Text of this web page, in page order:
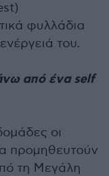
φυλλάδια
του.
από ένα self
οι
προμηθευτούν
τη Μεγάλη